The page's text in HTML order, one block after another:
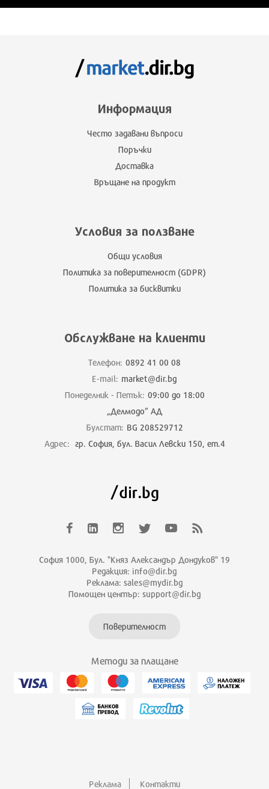
Информация
Често задавани въпроси
Поръчки
Доставка
Връщане на продукт
Условия за ползване
Общи условия
Политика за поверителност (GDPR)
Политика за бисквитки
Обслужване на клиенти
Телефон: 0892 41 00 08
E-mail: market@dir.bg
Понеделник - Петък: 09:00 до 18:00
„Делмодо” АД
Булстат: BG 208529712
Адрес: гр. София, бул. Васил Левски 150, ет.4
София 1000, Бул. "Княз Александър Дондуков" 19
Редакция: info@dir.bg
Реклама: sales@mydir.bg
Помощен център: support@dir.bg
Поверителност
Методи за плащане
Реклама Контакти